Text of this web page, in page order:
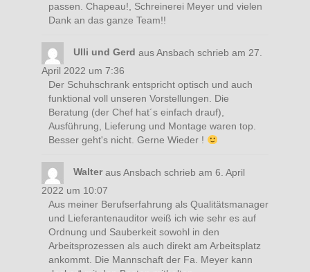
passen. Chapeau!, Schreinerei Meyer und vielen
Dank an das ganze Team!!
Ulli und Gerd aus Ansbach schrieb am 27.
April 2022 um 7:36
Der Schuhschrank entspricht optisch und auch
funktional voll unseren Vorstellungen. Die
Beratung (der Chef hat´s einfach drauf),
Ausführung, Lieferung und Montage waren top.
Besser geht's nicht. Gerne Wieder !
Walter aus Ansbach schrieb am 6. April
2022 um 10:07
Aus meiner Berufserfahrung als Qualitätsmanager
und Lieferantenauditor weiß ich wie sehr es auf
Ordnung und Sauberkeit sowohl in den
Arbeitsprozessen als auch direkt am Arbeitsplatz
ankommt. Die Mannschaft der Fa. Meyer kann